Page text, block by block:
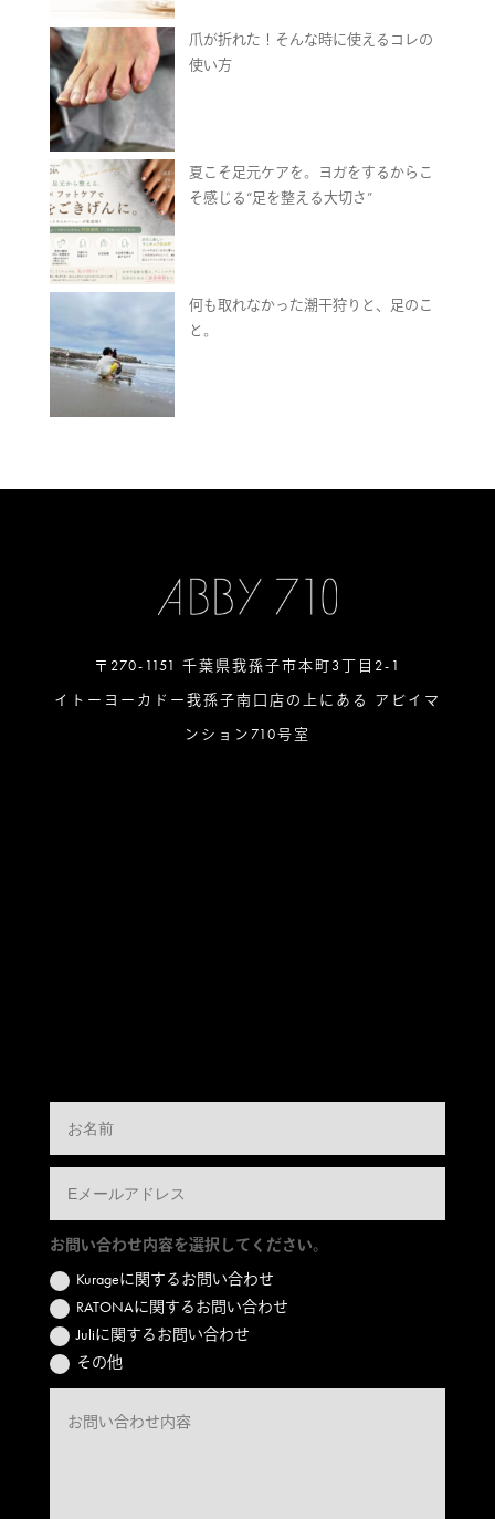
爪が折れた！そんな時に使えるコレの
使い方
夏こそ足元ケアを。ヨガをするからこ
そ感じる“足を整える大切さ”
何も取れなかった潮干狩りと、足のこ
と。
〒270-1151 千葉県我孫子市本町3丁目2-1
イトーヨーカドー我孫子南口店の上にある アビイマ
ンション710号室
お問い合わせ内容を選択してください。
Kurageに関するお問い合わせ
RATONAに関するお問い合わせ
Juliに関するお問い合わせ
その他